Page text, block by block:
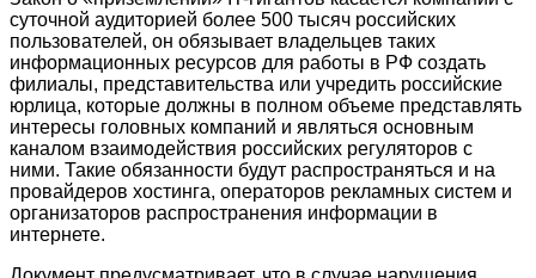
суточной аудиторией более 500 тысяч российских
пользователей, он обязывает владельцев таких
информационных ресурсов для работы в РФ создать
филиалы, представительства или учредить российские
юрлица, которые должны в полном объеме представлять
интересы головных компаний и являться основным
каналом взаимодействия российских регуляторов с
ними. Такие обязанности будут распространяться и на
провайдеров хостинга, операторов рекламных систем и
организаторов распространения информации в
интернете.